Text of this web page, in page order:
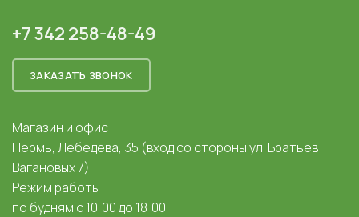
+7 342 258-48-49
ЗАКАЗАТЬ ЗВОНОК
Магазин и офис
Пермь, Лебедева, 35 (вход со стороны ул. Братьев
Вагановых 7)
Режим работы:
по будням с 10:00 до 18:00